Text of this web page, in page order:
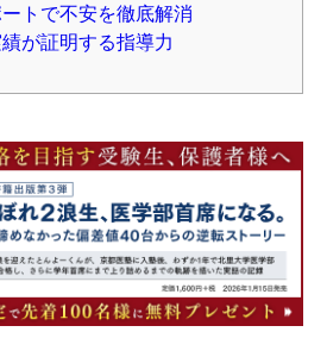
トで不安を徹底解消
が証明する指導力